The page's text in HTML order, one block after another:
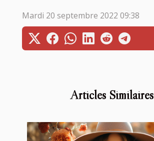
Articles Similaires
Mardi 20 septembre 2022 09:38